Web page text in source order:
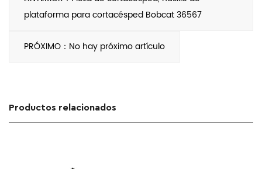
plataforma para cortacésped Bobcat 36567
PRÓXIMO：No hay próximo artículo
Productos relacionados